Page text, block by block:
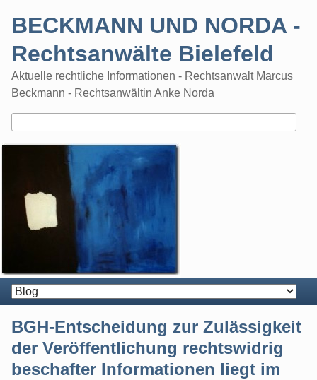
BECKMANN UND NORDA -
Rechtsanwälte Bielefeld
Aktuelle rechtliche Informationen - Rechtsanwalt Marcus
Beckmann - Rechtsanwältin Anke Norda
BGH-Entscheidung zur Zulässigkeit
der Veröffentlichung rechtswidrig
beschafter Informationen liegt im